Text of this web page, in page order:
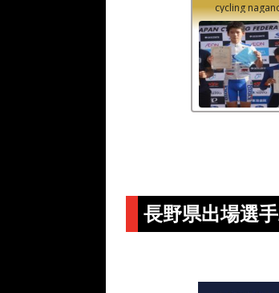
cycling
長野県出場選